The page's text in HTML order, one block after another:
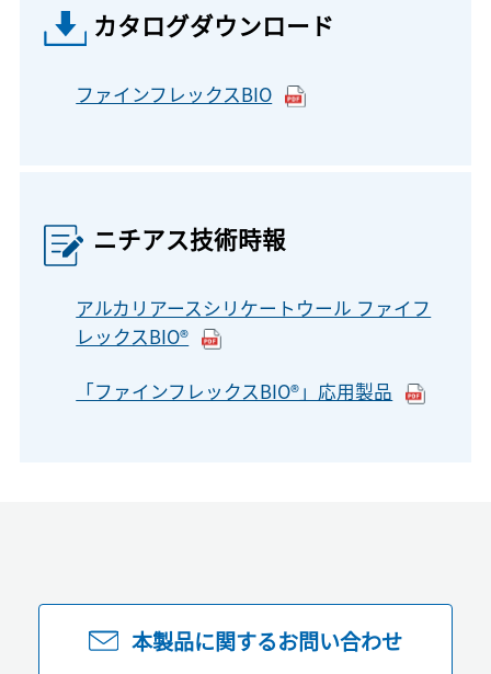
カタログダウンロード
ファインフレックスBIO
ニチアス技術時報
アルカリアースシリケートウール ファイフ
レックスBIO®
「ファインフレックスBIO®」応用製品
本製品に関するお問い合わせ